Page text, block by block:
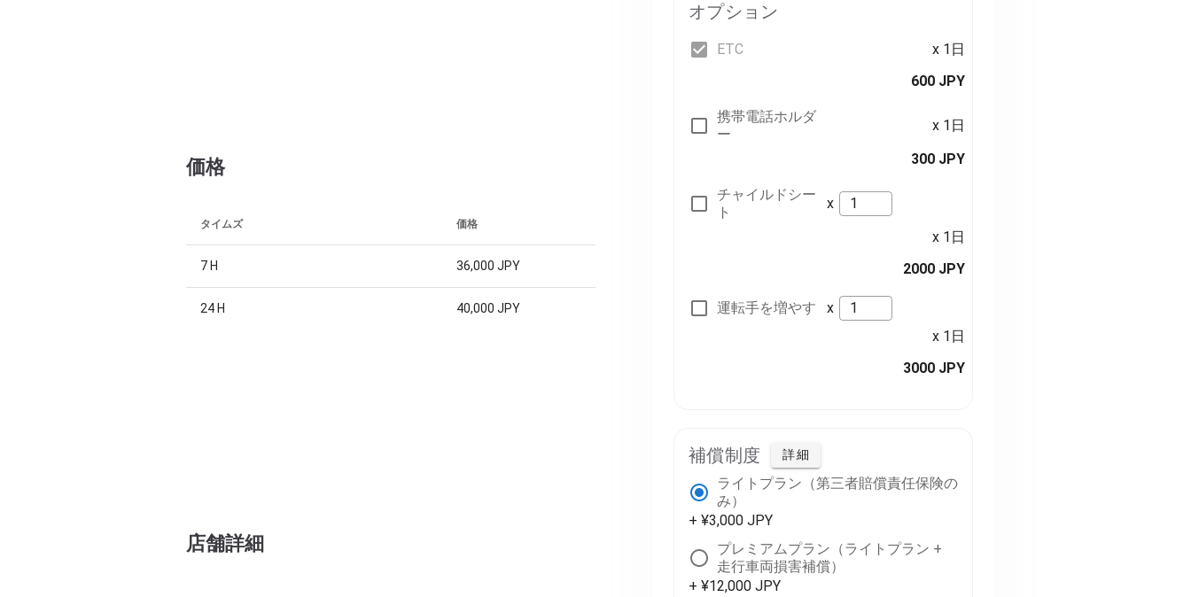
価格
タイムズ 価格
7 H 36,000 JPY
24 H 40,000 JPY
店舗詳細
オプション
ETC
x 1日
600 JPY
携帯電話ホルダ
ー
x 1日
300 JPY
チャイルドシー
ト
x
x 1日
2000 JPY
運転手を増やす
x
x 1日
3000 JPY
補償制度 詳細
ライトプラン（第三者賠償責任保険の
み）
+ ¥3,000 JPY
プレミアムプラン（ライトプラン +
走行車両損害補償）
+ ¥12,000 JPY